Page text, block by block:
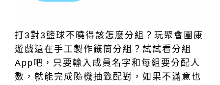
打3對3籃球不曉得該怎麼分組？玩聚會團康
遊戲還在手工製作籤筒分組？試試看分組
App吧，只要輸入成員名字和每組要分配人
數，就能完成隨機抽籤配對，如果不滿意也